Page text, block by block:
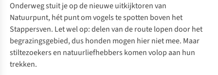
Onderweg stuit je op de nieuwe uitkijktoren van
Natuurpunt, hét punt om vogels te spotten boven het
Stappersven. Let wel op: delen van de route lopen door het
begrazingsgebied, dus honden mogen hier niet mee. Maar
stiltezoekers en natuurliefhebbers komen volop aan hun
trekken.